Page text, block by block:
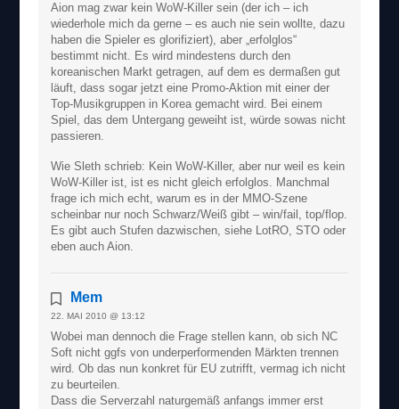
Aion mag zwar kein WoW-Killer sein (der ich – ich
wiederhole mich da gerne – es auch nie sein wollte, dazu
haben die Spieler es glorifiziert), aber „erfolglos“
bestimmt nicht. Es wird mindestens durch den
koreanischen Markt getragen, auf dem es dermaßen gut
läuft, dass sogar jetzt eine Promo-Aktion mit einer der
Top-Musikgruppen in Korea gemacht wird. Bei einem
Spiel, das dem Untergang geweiht ist, würde sowas nicht
passieren.
Wie Sleth schrieb: Kein WoW-Killer, aber nur weil es kein
WoW-Killer ist, ist es nicht gleich erfolglos. Manchmal
frage ich mich echt, warum es in der MMO-Szene
scheinbar nur noch Schwarz/Weiß gibt – win/fail, top/flop.
Es gibt auch Stufen dazwischen, siehe LotRO, STO oder
eben auch Aion.
Mem
22. MAI 2010 @ 13:12
Wobei man dennoch die Frage stellen kann, ob sich NC
Soft nicht ggfs von underperformenden Märkten trennen
wird. Ob das nun konkret für EU zutrifft, vermag ich nicht
zu beurteilen.
Dass die Serverzahl naturgemäß anfangs immer erst